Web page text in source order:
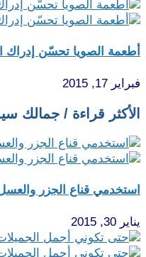
أطعمة الصويا تحسّن إدراك
فبراير 17, 2015
الأكثر قراءة / جمالك
استخدمي قناع الجزر
يناير 30, 2015